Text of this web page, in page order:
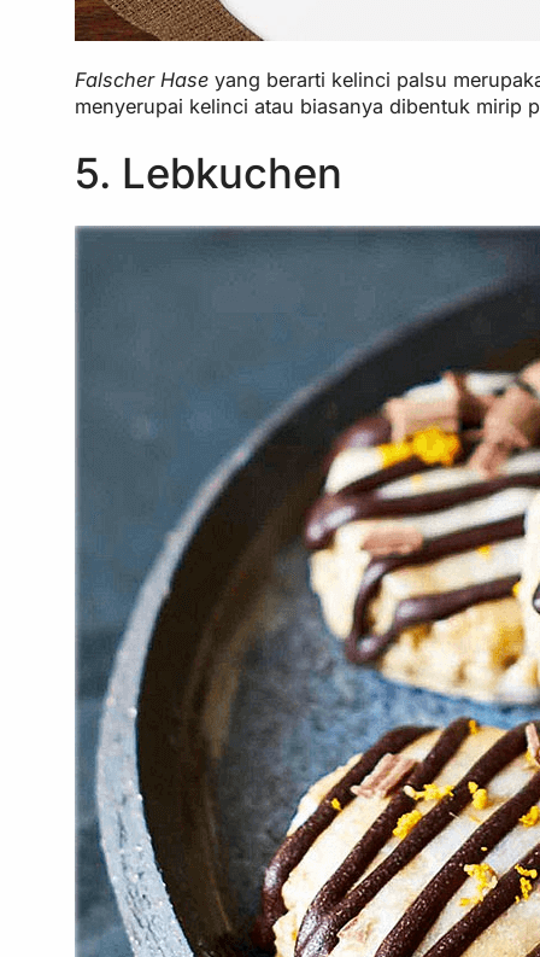
Falscher Haseyang berarti kelinci palsu
menyerupai kelinci atau biasanya dibentuk mirip
5. Lebkuchen